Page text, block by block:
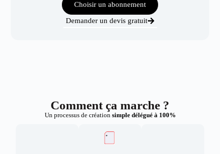
Choisir un abonnement
Demander un devis gratuit
Comment ça marche ?
Un processus de création simple délégué à 100%